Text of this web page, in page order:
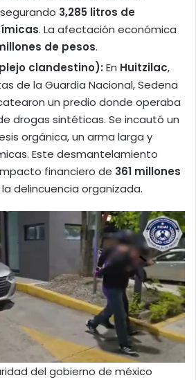
3,285 litros de
. La afectación económica
de pesos.
clandestino): En Huitzilac,
de la Guardia Nacional, Sedena
un predio donde operaba
drogas sintéticas. Se incautó un
orgánica, un arma larga y
Este desmantelamiento
financiero de 361 millones
delincuencia organizada.
del gobierno de méxico